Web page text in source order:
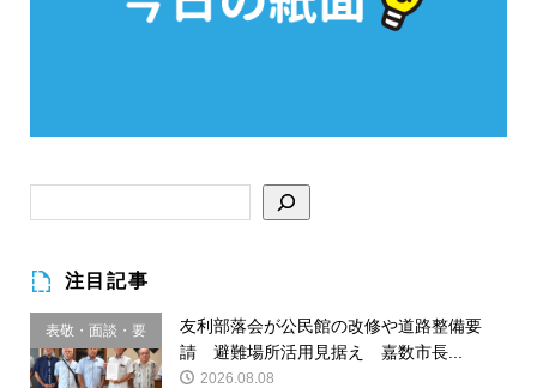
注目記事
表敬・面談・要
請
友利部落会が公民館の改修や道路整備要
請 避難場所活用見据え 嘉数市長...
2026.08.08